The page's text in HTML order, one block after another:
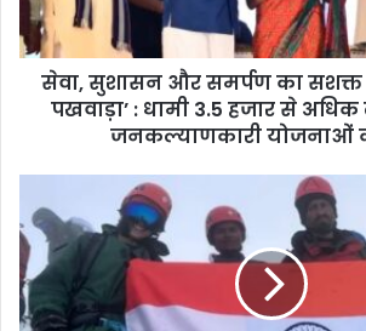
सेवा, सुशासन और समर्पण का सशक्त
पखवाड़ा’ : धामी 3.5 हजार से अधिक
जनकल्याणकारी योजनाओं